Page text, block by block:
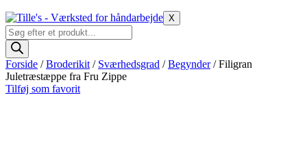
X
Products
search
Forside /Broderikit / Sværhedsgrad /Begynder/ Filigran
Juletræstæppe fra Fru Zippe
Tilføj som favorit